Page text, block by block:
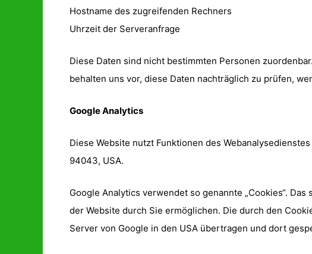
Hostname des zugreifenden Rechners
Uhrzeit der Serveranfrage
Diese Daten sind nicht bestimmten Personen
behalten uns vor, diese Daten nachträglich zu prüfen,
Google Analytics
Diese Website nutzt Funktionen des
94043, USA.
Google Analytics verwendet so genannte „Cookies“.
der Website durch Sie ermöglichen. Die durch den
Server von Google in den USA übertragen und dort